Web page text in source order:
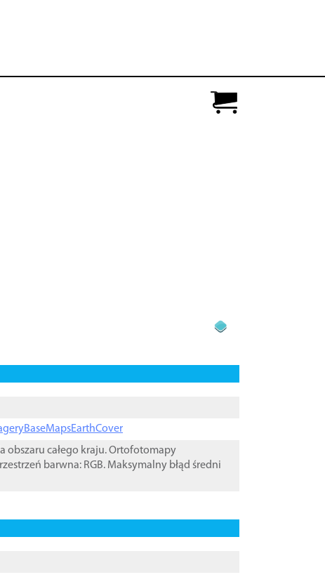
całego kraju. Ortofotomapy
barwna: RGB. Maksymalny błąd średni